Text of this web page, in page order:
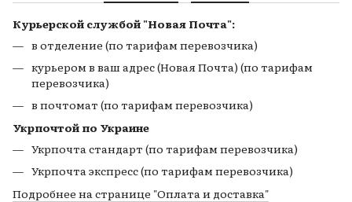
Курьерской службой "Новая Почта":
в отделение (по тарифам перевозчика)
курьером в ваш адрес (Новая Почта) (по тарифам
перевозчика)
в почтомат (по тарифам перевозчика)
Укрпочтой по Украине
Укрпочта стандарт (по тарифам перевозчика)
Укрпочта экспресс (по тарифам перевозчика)
Подробнее на странице "Оплата и доставка"